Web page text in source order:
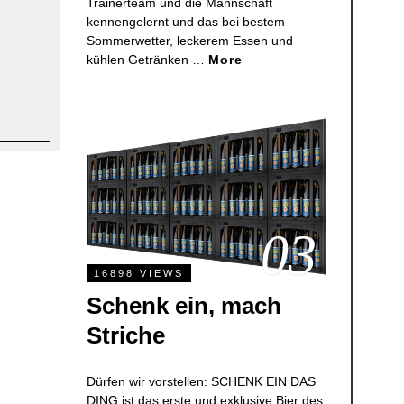
Trainerteam und die Mannschaft
kennengelernt und das bei bestem
Sommerwetter, leckerem Essen und
kühlen Getränken … More
03
16898 VIEWS
Schenk ein, mach
Striche
Dürfen wir vorstellen: SCHENK EIN DAS
DING ist das erste und exklusive Bier des